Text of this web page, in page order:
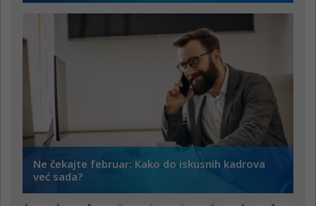
Ne čekajte februar: Kako do iskusnih kadrova
već sada?